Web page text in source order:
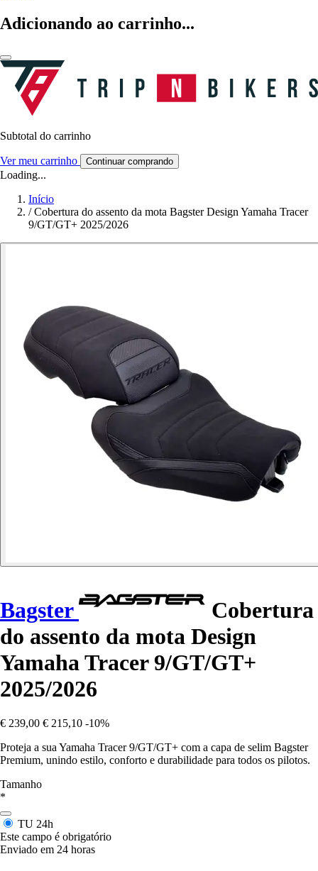
Adicionando ao carrinho...
Subtotal do carrinho
Ver meu carrinho Continuar comprando
Loading...
Início
/ Cobertura do assento da mota Bagster Design Yamaha Tracer
9/GT/GT+ 2025/2026
Bagster
Cobertura
do assento da mota Design
Yamaha Tracer 9/GT/GT+
2025/2026
€ 239,00 € 215,10 -10%
Proteja a sua Yamaha Tracer 9/GT/GT+ com a capa de selim Bagster
Premium, unindo estilo, conforto e durabilidade para todos os pilotos.
Tamanho
*
TU 24h
Este campo é obrigatório
Enviado em 24 horas